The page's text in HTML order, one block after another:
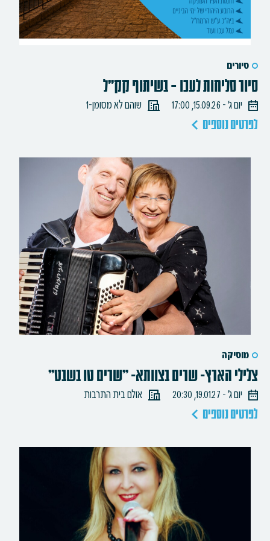
סיורים
סיור סליחות לעכו – בשיתוף קק"ל
יום ג׳ - 15.09.26, 17:00 שוהם לא מסומן-1
לפרטים נוספים
מוסיקה
צלילי הארץ- שרים בצוותא- "שרים טו בשבט"
יום ג׳ - 19.01.27, 20:30 אולם בית התרבות
לפרטים נוספים